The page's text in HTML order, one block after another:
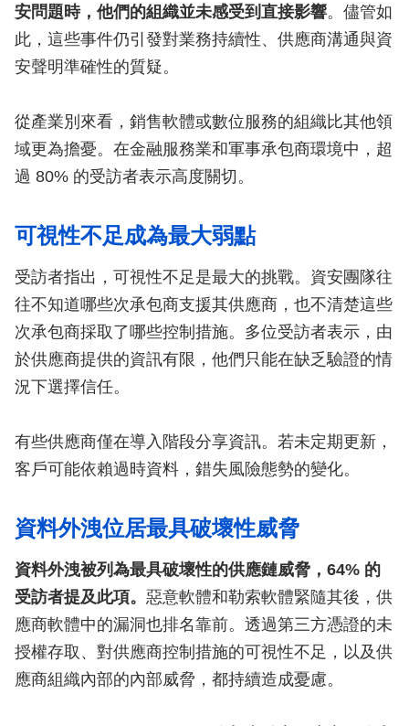
安問題時，他們的組織並未感受到直接影響。儘管如
此，這些事件仍引發對業務持續性、供應商溝通與資
安聲明準確性的質疑。
從產業別來看，銷售軟體或數位服務的組織比其他領
域更為擔憂。在金融服務業和軍事承包商環境中，超
過 80% 的受訪者表示高度關切。
可視性不足成為最大弱點
受訪者指出，可視性不足是最大的挑戰。資安團隊往
往不知道哪些次承包商支援其供應商，也不清楚這些
次承包商採取了哪些控制措施。多位受訪者表示，由
於供應商提供的資訊有限，他們只能在缺乏驗證的情
況下選擇信任。
有些供應商僅在導入階段分享資訊。若未定期更新，
客戶可能依賴過時資料，錯失風險態勢的變化。
資料外洩位居最具破壞性威脅
資料外洩被列為最具破壞性的供應鏈威脅，64% 的
受訪者提及此項。 惡意軟體和勒索軟體緊隨其後，供
應商軟體中的漏洞也排名靠前。透過第三方憑證的未
授權存取、對供應商控制措施的可視性不足，以及供
應商組織內部的內部威脅，都持續造成憂慮。